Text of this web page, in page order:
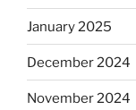
January 2025
December 2024
November 2024